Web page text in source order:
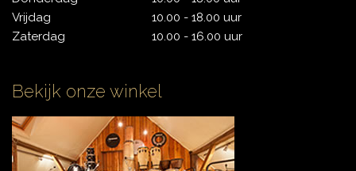
Vrijdag
Zaterdag
10.00 - 18.00 uur
10.00 - 16.00 uur
Bekijk onze winkel